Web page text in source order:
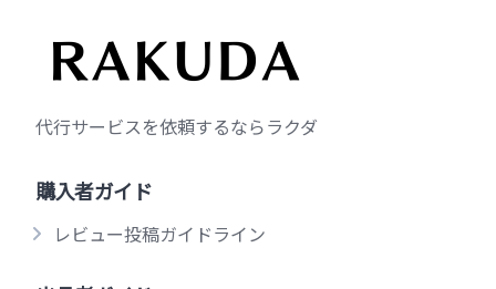
代行サービスを依頼するならラクダ
購入者ガイド
レビュー投稿ガイドライン